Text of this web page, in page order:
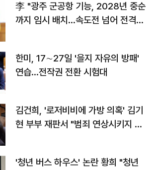
李 "광주 군공항 기능, 2028년 중순
까지 임시 배치…속도전 넘어 전격
한미, 17∼27일 '을지 자유의 방패'
연습…전작권 전환 시험대
김건희, '로저비비에 가방 의혹' 김기
현 부부 재판서 "범죄 연상시키지 말
'청년 버스 하우스' 논란 황희 "청년